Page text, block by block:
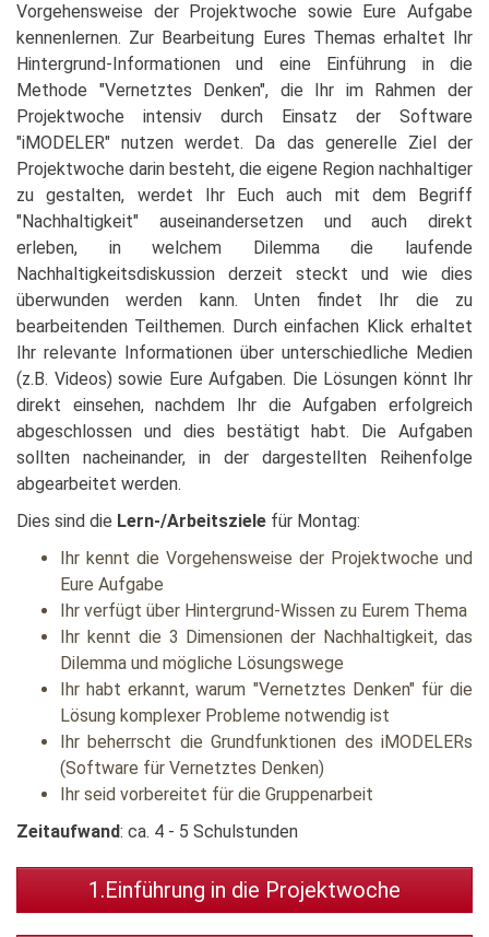
Vorgehensweise der Projektwoche sowie Eure Aufgabe
kennenlernen. Zur Bearbeitung Eures Themas erhaltet Ihr
Hintergrund-Informationen und eine Einführung in die
Methode "Vernetztes Denken", die Ihr im Rahmen der
Projektwoche intensiv durch Einsatz der Software
"iMODELER" nutzen werdet. Da das generelle Ziel der
Projektwoche darin besteht, die eigene Region nachhaltiger
zu gestalten, werdet Ihr Euch auch mit dem Begriff
"Nachhaltigkeit" auseinandersetzen und auch direkt
erleben, in welchem Dilemma die laufende
Nachhaltigkeitsdiskussion derzeit steckt und wie dies
überwunden werden kann. Unten findet Ihr die zu
bearbeitenden Teilthemen. Durch einfachen Klick erhaltet
Ihr relevante Informationen über unterschiedliche Medien
(z.B. Videos) sowie Eure Aufgaben. Die Lösungen könnt Ihr
direkt einsehen, nachdem Ihr die Aufgaben erfolgreich
abgeschlossen und dies bestätigt habt. Die Aufgaben
sollten nacheinander, in der dargestellten Reihenfolge
abgearbeitet werden.
Dies sind die Lern-/Arbeitsziele für Montag:
Ihr kennt die Vorgehensweise der Projektwoche und
Eure Aufgabe
Ihr verfügt über Hintergrund-Wissen zu Eurem Thema
Ihr kennt die 3 Dimensionen der Nachhaltigkeit, das
Dilemma und mögliche Lösungswege
Ihr habt erkannt, warum "Vernetztes Denken" für die
Lösung komplexer Probleme notwendig ist
Ihr beherrscht die Grundfunktionen des iMODELERs
(Software für Vernetztes Denken)
Ihr seid vorbereitet für die Gruppenarbeit
Zeitaufwand: ca. 4 - 5 Schulstunden
1.Einführung in die Projektwoche